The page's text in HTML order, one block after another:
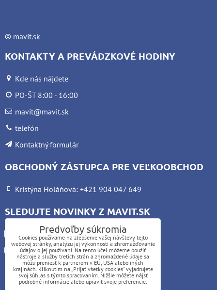
© mavit.sk
KONTAKTY A PREVÁDZKOVÉ HODINY
Kde nás nájdete
PO-ŠT 8:00 - 16:00
mavit@mavit.sk
telefón
Kontaktný formulár
OBCHODNÝ ZÁSTUPCA PRE VEĽKOOBCHOD
Kristýna Holáňová: +421 904 047 649
SLEDUJTE NOVINKY Z MAVIT.SK
Facebook
Instagram
UPOZORNENIE:
Predvoľby súkromia
Cookies používame na zlepšenie vašej návštevy tejto
webovej stránky, analýzu jej výkonnosti a zhromažďovanie
údajov o jej používaní. Na tento účel môžeme použiť
nástroje a služby tretích strán a zhromaždené údaje sa
môžu preniesť k partnerom v EÚ, USA alebo iných
krajinách. Kliknutím na „Prijať všetky cookies“ vyjadrujete
svoj súhlas s týmto spracovaním. Nižšie môžete nájsť
podrobné informácie alebo upraviť svoje preferencie.